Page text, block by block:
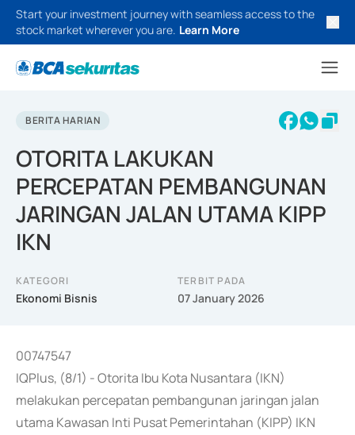
Start your investment journey with seamless access to the
stock market wherever you are. Learn More
BERITA HARIAN
OTORITA LAKUKAN
PERCEPATAN PEMBANGUNAN
JARINGAN JALAN UTAMA KIPP
IKN
KATEGORI
Ekonomi Bisnis
TERBIT PADA
07 January 2026
00747547
IQPlus, (8/1) - Otorita Ibu Kota Nusantara (IKN)
melakukan percepatan pembangunan jaringan jalan
utama Kawasan Inti Pusat Pemerintahan (KIPP) IKN